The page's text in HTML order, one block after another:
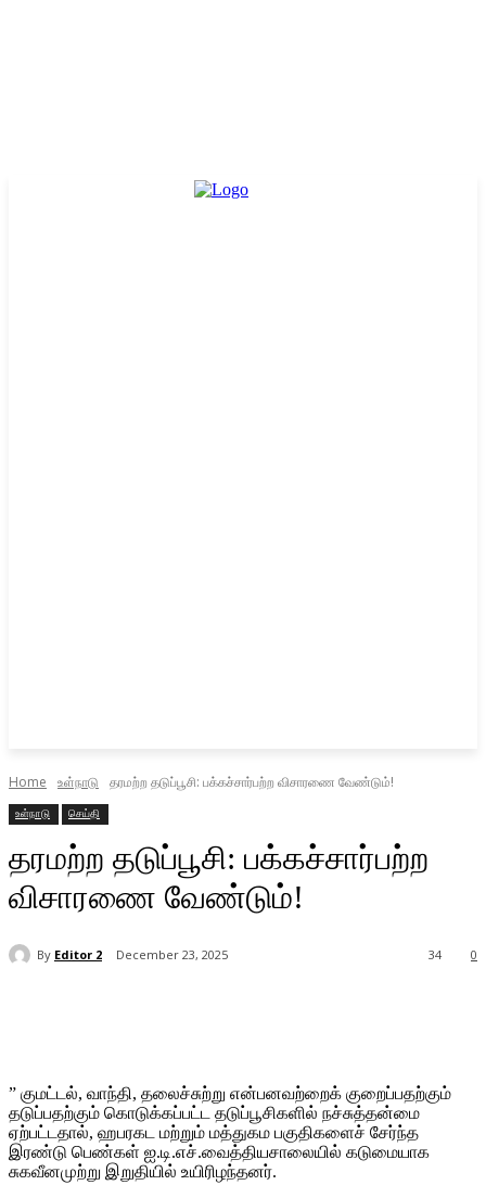
Home உள்நாடு தரமற்ற தடுப்பூசி: பக்கச்சார்பற்ற விசாரணை வேண்டும்!
உள்நாடு செய்தி
தரமற்ற தடுப்பூசி: பக்கச்சார்பற்ற
விசாரணை வேண்டும்!
By Editor 2 December 23, 2025 0
34
” குமட்டல், வாந்தி, தலைச்சுற்று என்பனவற்றைக் குறைப்பதற்கும்
தடுப்பதற்கும் கொடுக்கப்பட்ட தடுப்பூசிகளில் நச்சுத்தன்மை
ஏற்பட்டதால், ஹபரகட மற்றும் மத்துகம பகுதிகளைச் சேர்ந்த
இரண்டு பெண்கள் ஐ.டி.எச்.வைத்தியசாலையில் கடுமையாக
சுகவீனமுற்று இறுதியில் உயிரிழந்தனர்.